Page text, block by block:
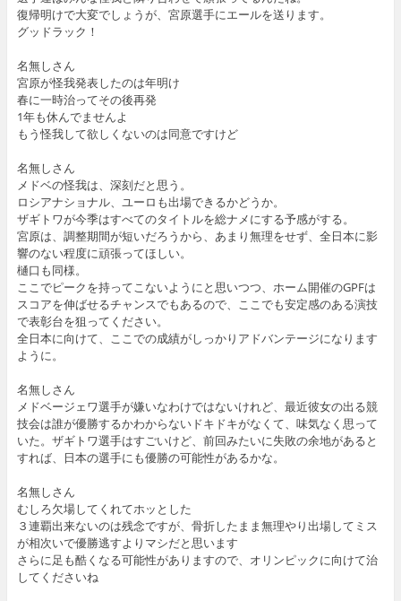
復帰明けで大変でしょうが、宮原選手にエールを送ります。
グッドラック！
名無しさん
宮原が怪我発表したのは年明け
春に一時治ってその後再発
1年も休んでませんよ
もう怪我して欲しくないのは同意ですけど
名無しさん
メドベの怪我は、深刻だと思う。
ロシアナショナル、ユーロも出場できるかどうか。
ザギトワが今季はすべてのタイトルを総ナメにする予感がする。
宮原は、調整期間が短いだろうから、あまり無理をせず、全日本に影
響のない程度に頑張ってほしい。
樋口も同様。
ここでピークを持ってこないようにと思いつつ、ホーム開催のGPFは
スコアを伸ばせるチャンスでもあるので、ここでも安定感のある演技
で表彰台を狙ってください。
全日本に向けて、ここでの成績がしっかりアドバンテージになります
ように。
名無しさん
メドベージェワ選手が嫌いなわけではないけれど、最近彼女の出る競
技会は誰が優勝するかわからないドキドキがなくて、味気なく思って
いた。ザギトワ選手はすごいけど、前回みたいに失敗の余地があると
すれば、日本の選手にも優勝の可能性があるかな。
名無しさん
むしろ欠場してくれてホッとした
３連覇出来ないのは残念ですが、骨折したまま無理やり出場してミス
が相次いで優勝逃すよりマシだと思います
さらに足も酷くなる可能性がありますので、オリンピックに向けて治
してくださいね